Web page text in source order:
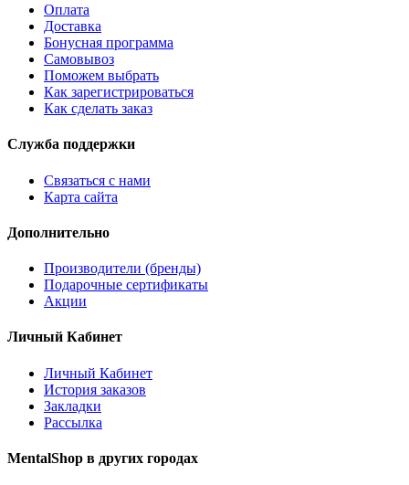
Оплата
Доставка
Бонусная программа
Самовывоз
Поможем выбрать
Как зарегистрироваться
Как сделать заказ
Служба поддержки
Связаться с нами
Карта сайта
Дополнительно
Производители (бренды)
Подарочные сертификаты
Акции
Личный Кабинет
Личный Кабинет
История заказов
Закладки
Рассылка
MentalShop в других городах